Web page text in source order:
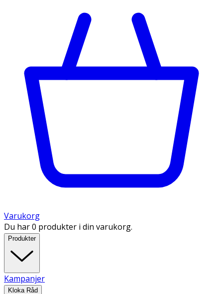
Varukorg
Du har 0 produkter i din varukorg.
Produkter
Kampanjer
Kloka Råd